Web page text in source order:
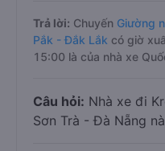
Trả lời: Chuyến Giường
Pắk - Đắk Lắk có giờ
15:00 là của nhà xe
Câu hỏi: Nhà xe đi
Sơn Trà - Đà Nẵng